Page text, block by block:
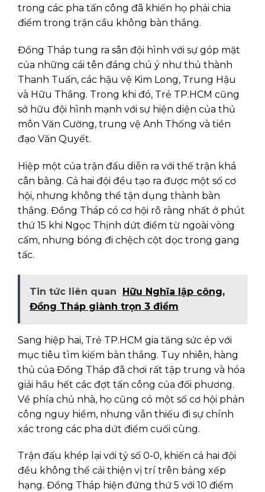
trong các pha tấn công đã khiến họ phải chia
điểm trong trận cầu không bàn thắng.
Đồng Tháp tung ra sân đội hình với sự góp mặt
của những cái tên đáng chú ý như thủ thành
Thanh Tuấn, các hậu vệ Kim Long, Trung Hậu
và Hữu Thắng. Trong khi đó, Trẻ TP.HCM cũng
sở hữu đội hình mạnh với sự hiện diện của thủ
môn Văn Cường, trung vệ Anh Thống và tiền
đạo Văn Quyết.
Hiệp một của trận đấu diễn ra với thế trận khá
cân bằng. Cả hai đội đều tạo ra được một số cơ
hội, nhưng không thể tận dụng thành bàn
thắng. Đồng Tháp có cơ hội rõ ràng nhất ở phút
thứ 15 khi Ngọc Thịnh dứt điểm từ ngoài vòng
cấm, nhưng bóng đi chệch cột dọc trong gang
tấc.
Tin tức liên quan
Hữu Nghĩa lập công,
Đồng Tháp giành trọn 3 điểm
Sang hiệp hai, Trẻ TP.HCM gia tăng sức ép với
mục tiêu tìm kiếm bàn thắng. Tuy nhiên, hàng
thủ của Đồng Tháp đã chơi rất tập trung và hóa
giải hầu hết các đợt tấn công của đối phương.
Về phía chủ nhà, họ cũng có một số cơ hội phản
công nguy hiểm, nhưng vẫn thiếu đi sự chính
xác trong các pha dứt điểm cuối cùng.
Trận đấu khép lại với tỷ số 0-0, khiến cả hai đội
đều không thể cải thiện vị trí trên bảng xếp
hạng. Đồng Tháp hiện đứng thứ 5 với 10 điểm